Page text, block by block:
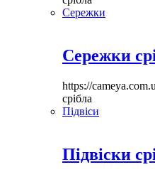
Сережки
Сережки
https://
срібла
Підвіси
Підвіски